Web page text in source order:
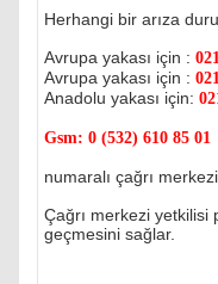
Herhangi bir arıza
Avrupa yakası için :
Avrupa yakası için :
Anadolu yakası için:
Gsm: 0 (532) 610 85 01
numaralı çağrı
Çağrı merkezi yetkilisi
geçmesini sağlar.